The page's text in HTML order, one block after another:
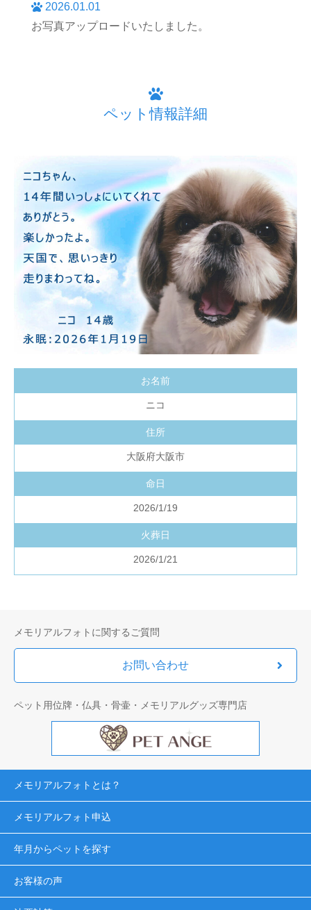
2026.01.01
お写真アップロードいたしました。
ペット情報詳細
お名前
ニコ
住所
大阪府大阪市
命日
2026/1/19
火葬日
2026/1/21
メモリアルフォトに関するご質問
お問い合わせ
ペット用位牌・仏具・骨壷・メモリアルグッズ専門店
メモリアルフォトとは？
メモリアルフォト申込
年月からペットを探す
お客様の声